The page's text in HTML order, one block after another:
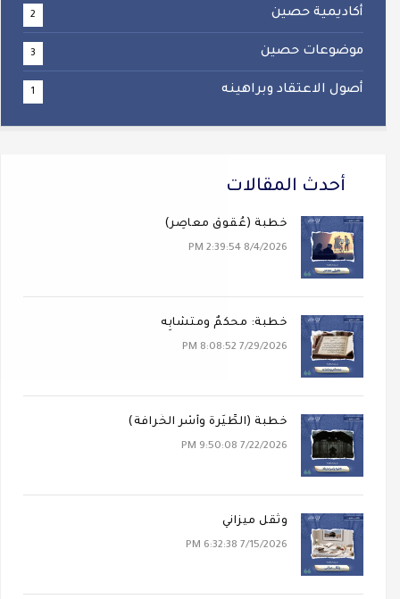
أكاديمية حصين 2
موضوعات حصين 3
أصول الاعتقاد وبراهينه 1
أحدث المقالات
خطبة (عُقوقٌ معاصِر)
8/4/2026 2:39:54 PM
خطبة: محكَمٌ ومتشابِه
7/29/2026 8:08:52 PM
خطبة (الطِّيَرة وأَسْر الخُرافة)
7/22/2026 9:50:08 PM
وثقل ميزاني
7/15/2026 6:32:38 PM